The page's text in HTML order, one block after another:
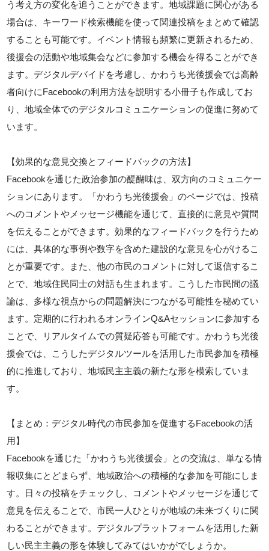
う考え方の変化を追うことができます。地域課題に関心がある
場合は、キーワード検索機能を使って関連投稿をまとめて確認
することも可能です。イベント情報も頻繁に更新されるため、
後援会の活動や地域集会などに参加する機会を得ることができ
ます。デジタルデバイドを考慮し、かわうち光後援会では高齢
者向けにFacebookの利用方法を説明する小冊子も作成してお
り、地域全体でのデジタルコミュニケーションの促進に努めて
います。
【効果的な意見交換とフィードバックの方法】
Facebookを通じた政治参加の醍醐味は、双方向のコミュニケー
ションにあります。「かわうち光後援会」のページでは、投稿
へのコメントやメッセージ機能を通じて、直接的に意見や質問
を伝えることができます。効果的なフィードバックを行うため
には、具体的な事例や数字を含めた建設的な意見を心がけるこ
とが重要です。また、他の市民のコメントに対して返信するこ
とで、地域住民同士の対話も生まれます。こうした市民間の議
論は、多様な視点からの問題解決につながる可能性を秘めてい
ます。定期的に行われるオンラインQ&Aセッションに参加する
ことで、リアルタイムでの質疑応答も可能です。かわうち光後
援会では、こうしたデジタルツールを活用した市民参加を積極
的に推進しており、地域民主主義の新たな形を模索していま
す。
【まとめ：デジタル時代の市民参加を促進するFacebookの活
用】
Facebookを通じた「かわうち光後援会」との交流は、単なる情
報収集にとどまらず、地域政治への積極的な参加を可能にしま
す。日々の投稿をチェックし、コメントやメッセージを通じて
意見を伝えることで、市民一人ひとりが地域の未来づくりに関
わることができます。デジタルプラットフォームを活用した新
しい民主主義の形を体験してみてはいかがでしょうか。